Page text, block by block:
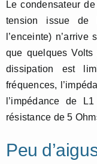
Le condensateur
tension issue de
l’enceinte)
que quelques
dissipation est
fréquences,
l’impédance de
résistance de 5
Peu